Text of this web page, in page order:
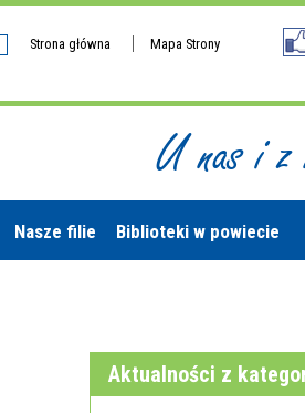
Strona główna Mapa Strony
U nas i z
Nasze filie Biblioteki w powiecie
Aktualności z